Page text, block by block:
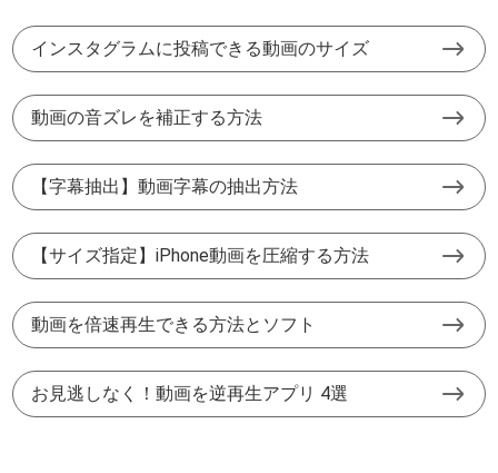
インスタグラムに投稿できる動画のサイズ
動画の音ズレを補正する方法
【字幕抽出】動画字幕の抽出方法
【サイズ指定】iPhone動画を圧縮する方法
動画を倍速再生できる方法とソフト
お見逃しなく！動画を逆再生アプリ 4選